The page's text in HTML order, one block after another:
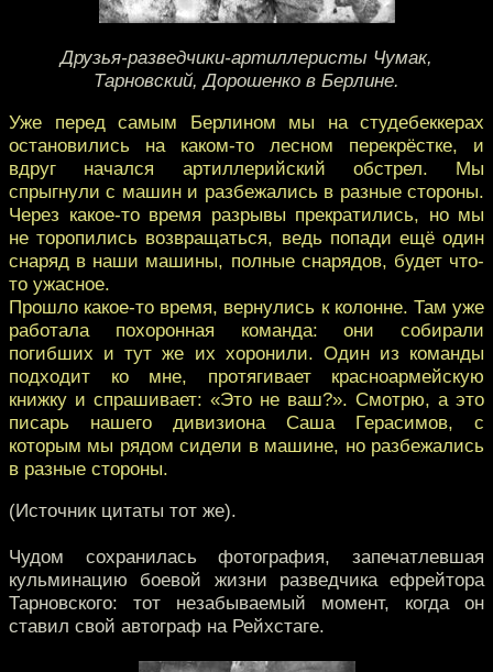
Друзья-разведчики-артиллеристы Чумак,
Тарновский, Дорошенко в Берлине.
Уже перед самым Берлином мы на студебеккерах
остановились на каком-то лесном перекрёстке, и
вдруг начался артиллерийский обстрел. Мы
спрыгнули с машин и разбежались в разные стороны.
Через какое-то время разрывы прекратились, но мы
не торопились возвращаться, ведь попади ещё один
снаряд в наши машины, полные снарядов, будет что-
то ужасное.
Прошло какое-то время, вернулись к колонне. Там уже
работала похоронная команда: они собирали
погибших и тут же их хоронили. Один из команды
подходит ко мне, протягивает красноармейскую
книжку и спрашивает: «Это не ваш?». Смотрю, а это
писарь нашего дивизиона Саша Герасимов, с
которым мы рядом сидели в машине, но разбежались
в разные стороны.
(Источник цитаты тот же).
Чудом сохранилась фотография, запечатлевшая
кульминацию боевой жизни разведчика ефрейтора
Тарновского: тот незабываемый момент, когда он
ставил свой автограф на Рейхстаге.